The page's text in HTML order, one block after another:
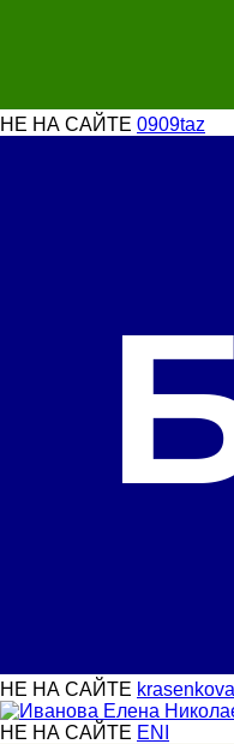
НЕ НА САЙТЕ 0909taz
НЕ НА САЙТЕ
НЕ НА САЙТЕ ENI